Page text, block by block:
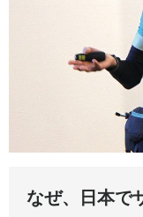
なぜ、日本で